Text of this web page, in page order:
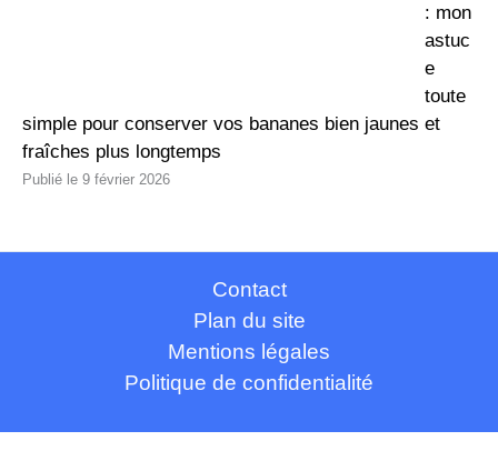
: mon
astuc
e
toute
simple pour conserver vos bananes bien jaunes et
fraîches plus longtemps
9 février 2026
Contact
Plan du site
Mentions légales
Politique de confidentialité